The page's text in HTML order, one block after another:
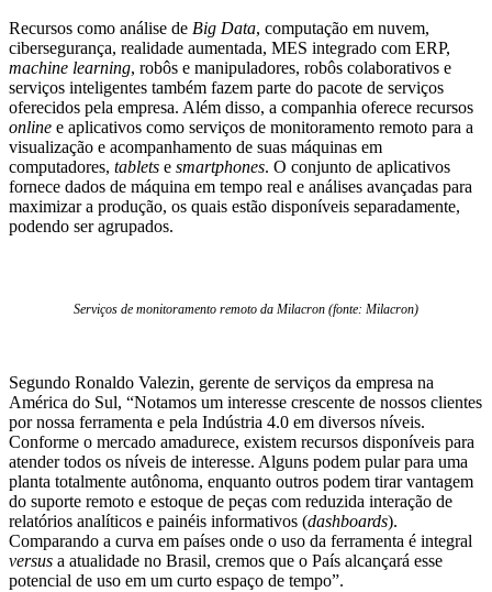
Recursos como análise de Big Data, computação em nuvem,
cibersegurança, realidade aumentada, MES integrado com ERP,
machine learning, robôs e manipuladores, robôs colaborativos e
serviços inteligentes também fazem parte do pacote de serviços
oferecidos pela empresa. Além disso, a companhia oferece recursos
online e aplicativos como serviços de monitoramento remoto para a
visualização e acompanhamento de suas máquinas em
computadores, tablets e smartphones. O conjunto de aplicativos
fornece dados de máquina em tempo real e análises avançadas para
maximizar a produção, os quais estão disponíveis separadamente,
podendo ser agrupados.
Serviços de monitoramento remoto da Milacron (fonte: Milacron)
Segundo Ronaldo Valezin, gerente de serviços da empresa na
América do Sul, “Notamos um interesse crescente de nossos clientes
por nossa ferramenta e pela Indústria 4.0 em diversos níveis.
Conforme o mercado amadurece, existem recursos disponíveis para
atender todos os níveis de interesse. Alguns podem pular para uma
planta totalmente autônoma, enquanto outros podem tirar vantagem
do suporte remoto e estoque de peças com reduzida interação de
relatórios analíticos e painéis informativos (dashboards).
Comparando a curva em países onde o uso da ferramenta é integral
versus a atualidade no Brasil, cremos que o País alcançará esse
potencial de uso em um curto espaço de tempo”.